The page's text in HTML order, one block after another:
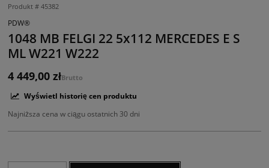
Produkt #45382
PDW®
1048 MB FELGI 22 5x112 MERCEDES E S
ML W221 W222
4 449,00 złBrutto
Wyświetl historię cen produktu
Najniższa cena w ciągu ostatnich 30 dni